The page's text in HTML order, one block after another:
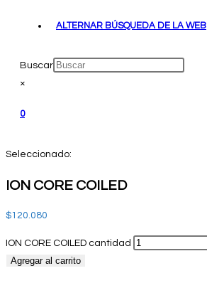
ALTERNAR BÚSQUEDA DE LA WEB
Buscar
×
0
Seleccionado:
ION CORE COILED
$120.080
ION CORE COILED cantidad
Agregar al carrito